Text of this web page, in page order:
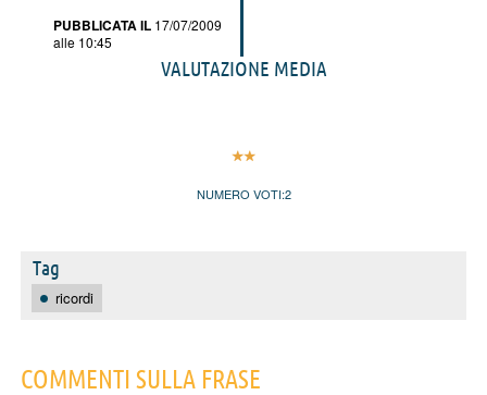
PUBBLICATA IL 17/07/2009
alle 10:45
VALUTAZIONE MEDIA
NUMERO VOTI:2
Tag
ricordi
COMMENTI SULLA FRASE